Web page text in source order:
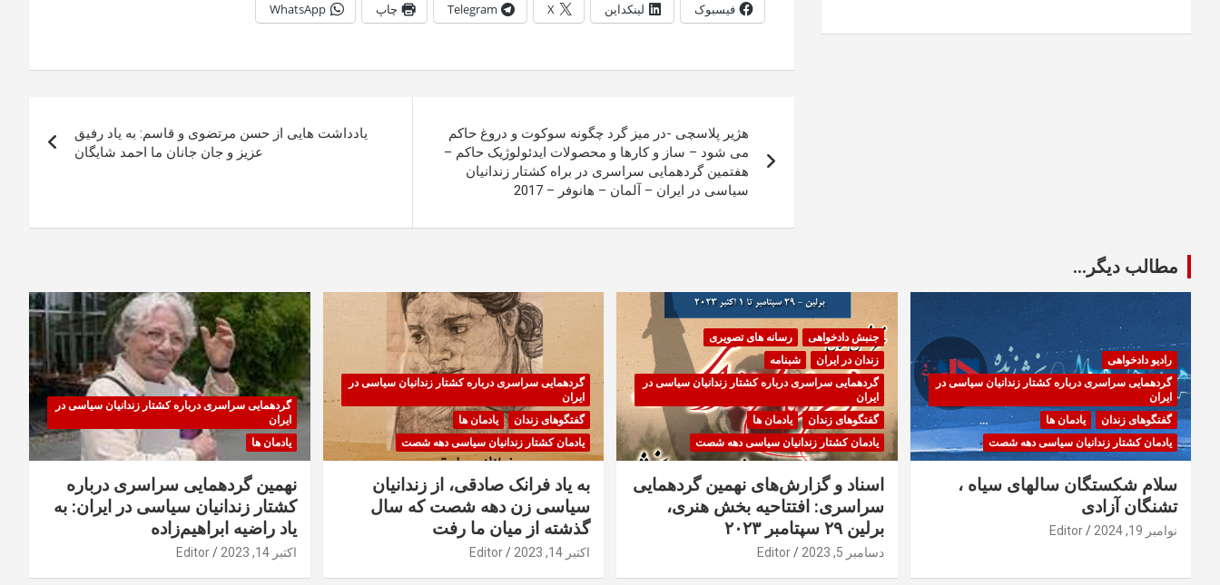
فیسبوک لینکداین X
Telegram چاپ WhatsApp
نوشته
هژیر پلاسچی -در میز گرد چگونه سوکوت و دروغ حاکم
می شود – ساز و کارها و محصولات ایدئولوژيک حاکم‏ –
هفتمین گردهمایی سراسری در براه کشتار زندانیان
سیاسی در ایران – آلمان – هانوفر – 2017
یادداشت هایی از حسن مرتضوی و قاسم: به یاد رفیق
عزیز و جان جانان ما احمد شایگان
مطالب دیگر...
رادیو دادخواهی
گردهمایی سراسری درباره کشتار زندانیان سیاسی در
ایران
گفتگوهای زندان
یادمان ها
یادمان کشتار زندانیان سیاسی دهه شصت
سلام شکستگان سالهای سیاه ،
تشنگان آزادی
نوامبر 19, 2024 Editor
جنبش دادخواهی
رسانه های تصویری
زندان در ایران
شبنامه
گردهمایی سراسری درباره کشتار زندانیان سیاسی در
ایران
گفتگوهای زندان
یادمان ها
یادمان کشتار زندانیان سیاسی دهه شصت
اسناد و گزارش‌های نهمین گردهمایی
سراسری: افتتاحیه بخش هنری،
برلین ۲۹ سپتامبر ۲۰۲۳
دسامبر 5, 2023 Editor
گردهمایی سراسری درباره کشتار زندانیان سیاسی در
ایران
گفتگوهای زندان
یادمان ها
یادمان کشتار زندانیان سیاسی دهه شصت
به یاد فرانک صادقی، از زندانیان
سیاسی زن دهه شصت که سال
گذشته از میان ما رفت
اکتبر 14, 2023 Editor
گردهمایی سراسری درباره کشتار زندانیان سیاسی در
ایران
یادمان ها
نهمین گردهمایی سراسری درباره
کشتار زندانیان سیاسی در ایران: به
یاد راضیه ابراهیم‌زاده
اکتبر 14, 2023 Editor